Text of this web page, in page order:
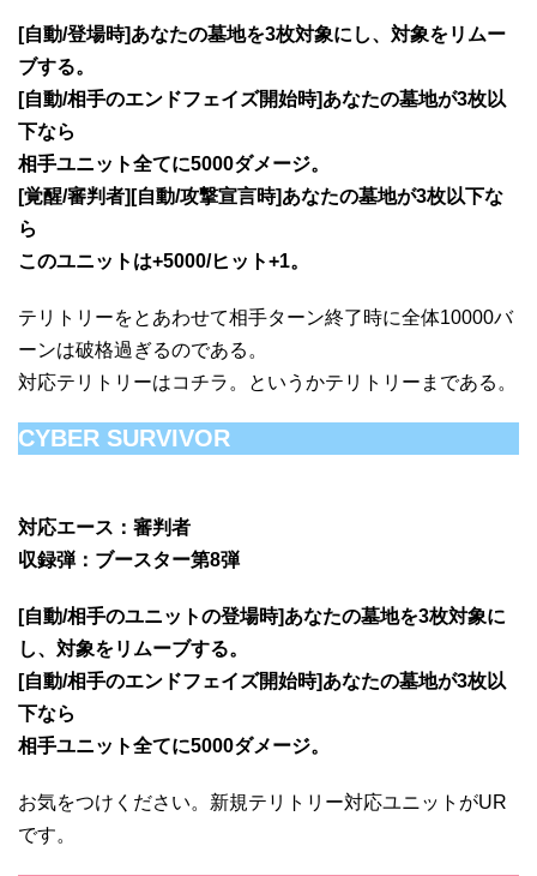
[自動/登場時]あなたの墓地を3枚対象にし、対象をリムー
ブする。
[自動/相手のエンドフェイズ開始時]あなたの墓地が3枚以
下なら
相手ユニット全てに5000ダメージ。
[覚醒/審判者][自動/攻撃宣言時]あなたの墓地が3枚以下な
ら
このユニットは+5000/ヒット+1。
テリトリーをとあわせて相手ターン終了時に全体10000バ
ーンは破格過ぎるのである。
対応テリトリーはコチラ。というかテリトリーまである。
CYBER SURVIVOR
対応エース：審判者
収録弾：ブースター第8弾
[自動/相手のユニットの登場時]あなたの墓地を3枚対象に
し、対象をリムーブする。
[自動/相手のエンドフェイズ開始時]あなたの墓地が3枚以
下なら
相手ユニット全てに5000ダメージ。
お気をつけください。新規テリトリー対応ユニットがUR
です。